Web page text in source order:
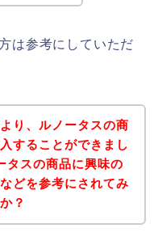
は参考にしていただ
り、ルノータスの商
することができまし
タスの商品に興味の
どを参考にされてみ
？